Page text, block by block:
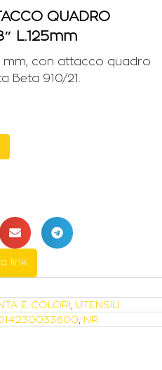
QUADRO
L.125mm
mm, con attacco quadro
Beta 910/21.
link
E COLORI
UTENSILI
NR